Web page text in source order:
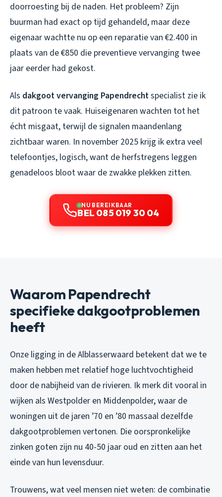
doorroesting bij de naden. Het probleem? Zijn
buurman had exact op tijd gehandeld, maar deze
eigenaar wachtte nu op een reparatie van €2.400 in
plaats van de €850 die preventieve vervanging twee
jaar eerder had gekost.
Als dakgoot vervanging Papendrechtspecialist zie ik
dit patroon te vaak. Huiseigenaren wachten tot het
écht misgaat, terwijl de signalen maandenlang
zichtbaar waren. In november 2025 krijg ik extra veel
telefoontjes, logisch, want de herfstregens leggen
genadeloos bloot waar de zwakke plekken zitten.
NU BEREIKBAAR
BEL 085 019 30 04
Waarom Papendrecht
specifieke dakgootproblemen
heeft
Onze ligging in de Alblasserwaard betekent dat we te
maken hebben met relatief hoge luchtvochtigheid
door de nabijheid van de rivieren. Ik merk dit vooral in
wijken als Westpolder en Middenpolder, waar de
woningen uit de jaren ’70 en ’80 massaal dezelfde
dakgootproblemen vertonen. Die oorspronkelijke
zinken goten zijn nu 40-50 jaar oud en zitten aan het
einde van hun levensduur.
Trouwens, wat veel mensen niet weten: de combinatie